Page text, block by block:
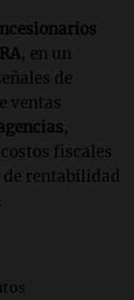
, en un
de
ventas
,
fiscales
de rentabilidad